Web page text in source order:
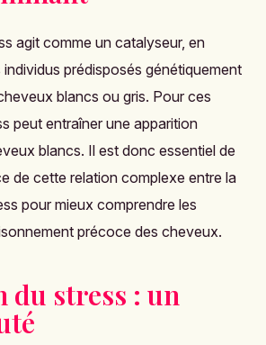
agit comme un catalyseur, en
prédisposés génétiquement
blancs ou gris. Pour ces
peut entraîner une apparition
blancs. Il est donc essentiel de
de cette relation complexe entre la
pour mieux comprendre les
précoce des cheveux.
du stress : un